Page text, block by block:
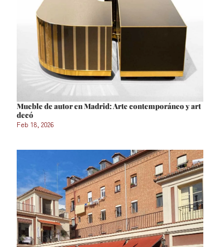
Mueble de autor en Madrid: Arte contemporáneo y art
decó
Feb 18, 2026